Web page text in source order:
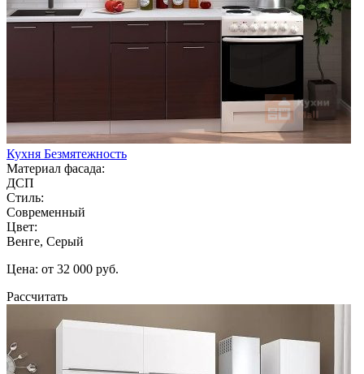
Кухня Безмятежность
Материал фасада:
ДСП
Стиль:
Современный
Цвет:
Венге, Серый
Цена: от 32 000 руб.
Рассчитать